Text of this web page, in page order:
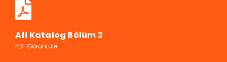
Afi Katalog Bölüm 2
PDF Görüntüle